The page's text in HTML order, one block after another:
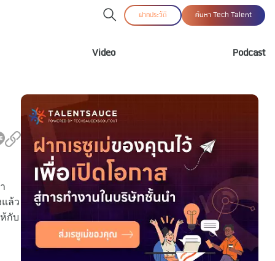
ฝากประวัติ ค้นหา Tech Talent
Video Podcast
ล้ว
กับ